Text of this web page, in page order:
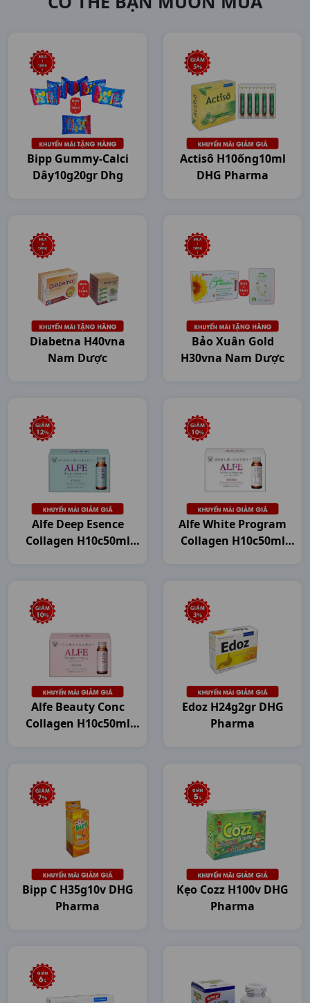
Bipp Gummy-Calci
Dây10g20gr Dhg
Actisô H10ống10ml
DHG Pharma
Diabetna H40vna
Nam Dược
Bảo Xuân Gold
H30vna Nam Dược
Alfe Deep Esence
Collagen H10c50ml
Alfe White Program
Collagen H10c50ml
Alfe Beauty Conc
Collagen H10c50ml
Edoz H24g2gr DHG
Pharma
Bipp C H35g10v DHG
Pharma
Kẹo Cozz H100v DHG
Pharma